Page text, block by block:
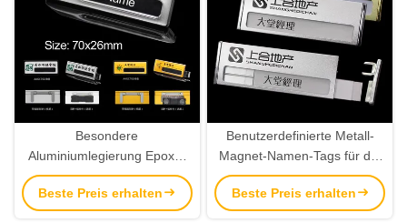
Besondere
Aluminiumlegierung Epoxy-
Beste Preis erhalten
Benutzerdefinierte Metall-
Magnet-Namen-Tags für die
Auftragserstellung
Beste Preis erhalten